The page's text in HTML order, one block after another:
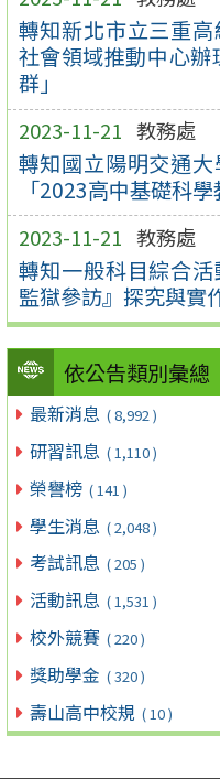
轉知新北市立三重
社會領域推動中心
群」
2023-11-21 教務處
轉知國立陽明交通
「2023高中基礎科學
2023-11-21 教務處
轉知一般科目綜合
監獄參訪』探究與實
依公告類別彙總
最新消息 ( 8,992 )
研習訊息 ( 1,110 )
榮譽榜 ( 141 )
學生消息 ( 2,048 )
考試訊息 ( 205 )
活動訊息 ( 1,531 )
校外競賽 ( 220 )
獎助學金 ( 320 )
壽山高中校規 ( 10 )